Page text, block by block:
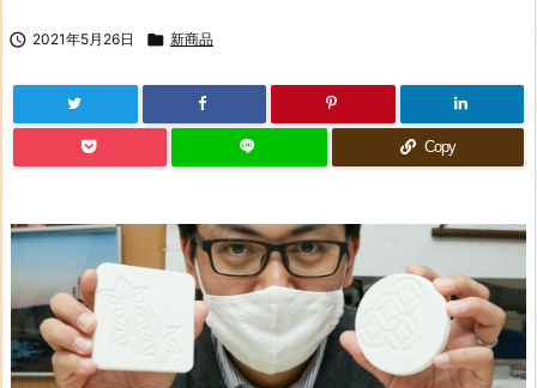
 2021年5月26日  新商品
Copy